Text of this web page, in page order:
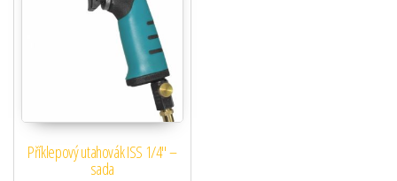
Příklepový utahovák ISS 1/4″ –
sada